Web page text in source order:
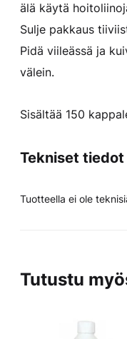
älä käytä
Sulje pakkaus
Pidä viileässä ja
välein.
Sisältää 150
Tekniset tiedot
Tuotteella ei ole
Tutustu